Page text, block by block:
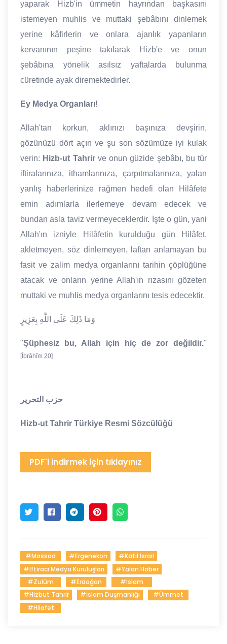
yaparak Hizb'in ümmetin hayrından başkasını
istemeyen muhlis ve muttaki şebâbını dinlemek
yerine kâfirlerin ve onlara ajanlık yapanların
kervanının peşine takılarak Hizb'e ve onun
şebâbına yönelik asılsız yaftalarda bulunma
cüretinde ayak diremektedirler.
Ey Medya Organları!
Allah'tan korkun, aklınızı başınıza devşirin,
gözünüzü dört açın ve şu son sözümüze iyi kulak
verin: Hizb-ut Tahrirve onun güzide şebâbı, bu tür
iftiralarınıza, ithamlarınıza, çarpıtmalarınıza, yalan
yanlış haberlerinize rağmen hedefi olan Hilâfete
emin adımlarla ilerlemeye devam edecek ve
bundan asla taviz vermeyeceklerdir. İşte o gün, yani
Allah'ın izniyle Hilâfetin kurulduğu gün Hilâfet,
akletmeyen, söz dinlemeyen, laftan anlamayan bu
fasit ve zalim medya organlarını tarihin çöplüğüne
atacak ve onların yerine Allah'ın rızasını gözeten
muttaki ve muhlis medya organlarını tesis edecektir.
وَمَا ذَلِكَ عَلَى اللَّهِ بِعَزِيزٍ
"Şüphesiz bu, Allah için hiç de zor değildir."
[İbrâhîm 20]
حزب التحرير
Hizb-ut Tahrir Türkiye Resmi Sözcülüğü
PDF'i indirmek için tıklayınız
#mossad #ergenekon
#katil Israil
#iftiraci Medya Kuruluşları
#yalan Haber
#zulüm
#erdoğan
#islam
#Hizbut Tahrir
#İslam Duşmanlığı
#ümmet
#hilafet